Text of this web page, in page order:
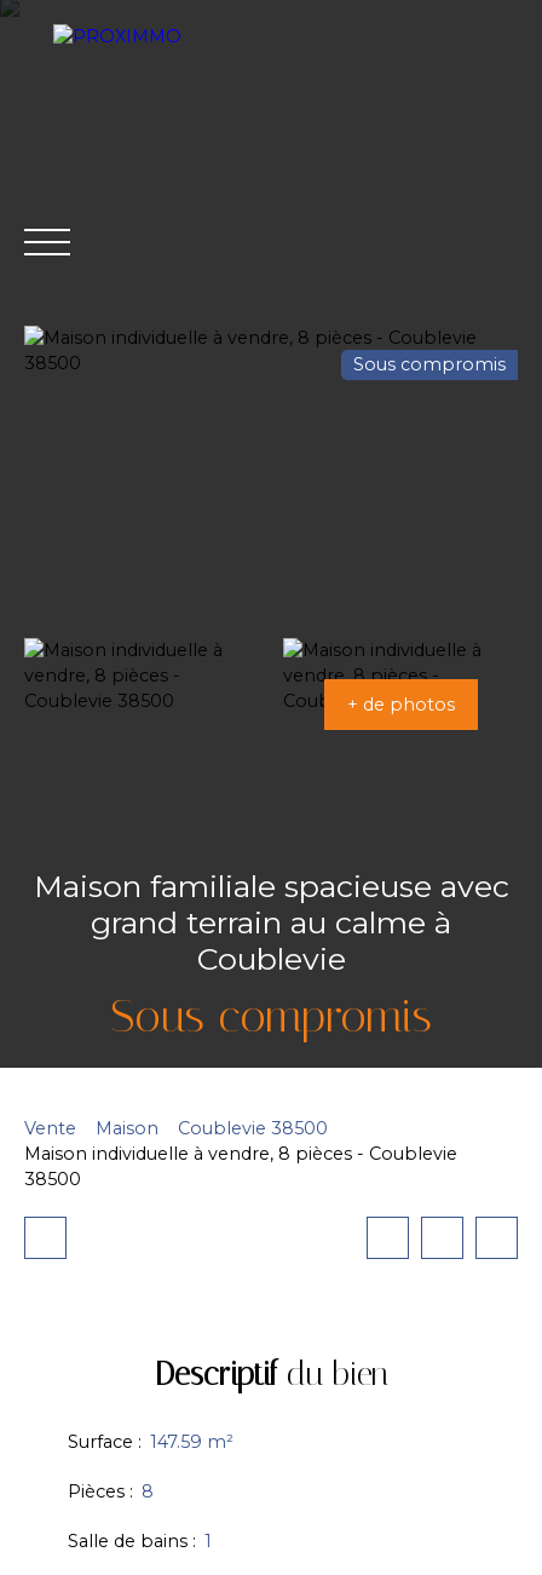
GESTION
Sous compromis
+ de photos
Maison familiale spacieuse avec
grand terrain au calme à
Coublevie
Sous compromis
Vente Maison
Coublevie 38500
Maison individuelle à vendre, 8 pièces - Coublevie
38500
Descriptifdu bien
Surface : 147.59 m²
Pièces : 8
Salle de bains : 1